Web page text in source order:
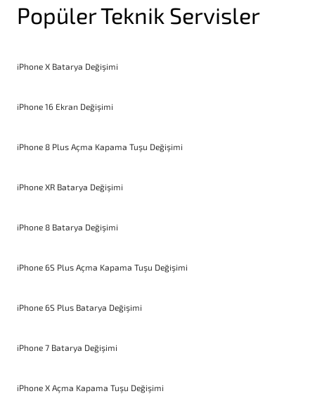
Popüler Teknik Servisler
iPhone X Batarya Değişimi
iPhone 16 Ekran Değişimi
iPhone 8 Plus Açma Kapama Tuşu Değişimi
iPhone XR Batarya Değişimi
iPhone 8 Batarya Değişimi
iPhone 6S Plus Açma Kapama Tuşu Değişimi
iPhone 6S Plus Batarya Değişimi
iPhone 7 Batarya Değişimi
iPhone X Açma Kapama Tuşu Değişimi